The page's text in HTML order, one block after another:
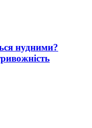
нудними?